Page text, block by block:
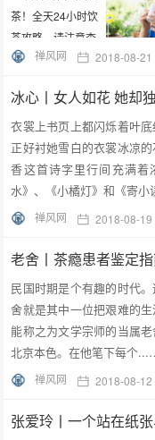
禅风网 2018-08-21
冰心丨女人如花 她却
衣裳上书页上都闪烁着叶
正好衬她雪白的衣裳冰凉
香这首诗字里行间充满
水》、《小橘灯》和《寄
禅风网 2018-08-19
老舍丨茶瘾患者鉴定
民国时期是个有趣的时代
舍就是其中一位把艰难的
能称之为文学宗师的当属
北京本色。在他笔下每个
禅风网 2018-08-12
张爱玲丨一个站在纸